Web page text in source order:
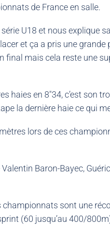
de France en salle.
U18 et nous explique
et ça a pris une
final mais cela reste une
haies en 8″34, c’est son
la dernière haie ce qui
lors de ces
Baron-Bayec,
sont une
(60 jusqu’au 400/